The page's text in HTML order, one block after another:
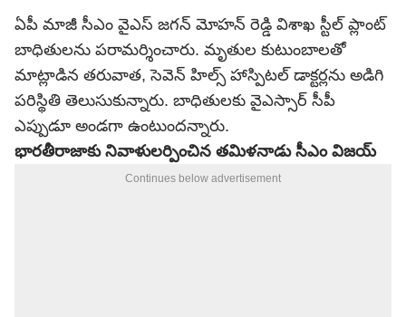
ఏపీ మాజీ సీఎం వైఎస్ జగన్ మోహన్ రెడ్డి విశాఖ స్టీల్ ప్లాంట్
బాధితులను పరామర్శించారు. మృతుల కుటుంబాలతో
మాట్లాడిన తరువాత, సెవెన్ హిల్స్ హాస్పిటల్ డాక్టర్లను అడిగి
పరిస్థితి తెలుసుకున్నారు. బాధితులకు వైఎస్సార్ సీపీ
ఎప్పుడూ అండగా ఉంటుందన్నారు.
భారతీరాజాకు నివాళులర్పించిన తమిళనాడు సీఎం విజయ్
Continues below advertisement